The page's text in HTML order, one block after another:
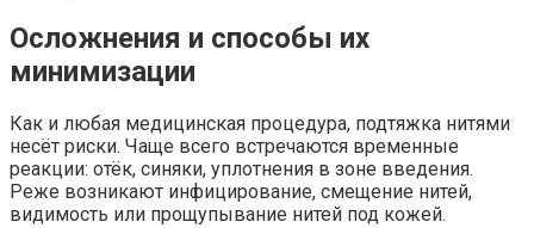
Осложнения и способы их
минимизации
Как и любая медицинская процедура, подтяжка нитями
несёт риски. Чаще всего встречаются временные
реакции: отёк, синяки, уплотнения в зоне введения.
Реже возникают инфицирование, смещение нитей,
видимость или прощупывание нитей под кожей.